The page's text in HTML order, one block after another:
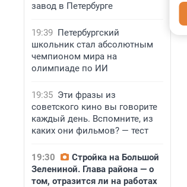
завод в Петербурге
19:39 Петербургский
школьник стал абсолютным
чемпионом мира на
олимпиаде по ИИ
19:35 Эти фразы из
советского кино вы говорите
каждый день. Вспомните, из
каких они фильмов? — тест
19:30
Стройка на Большой
Зелениной. Глава района — о
том, отразится ли на работах